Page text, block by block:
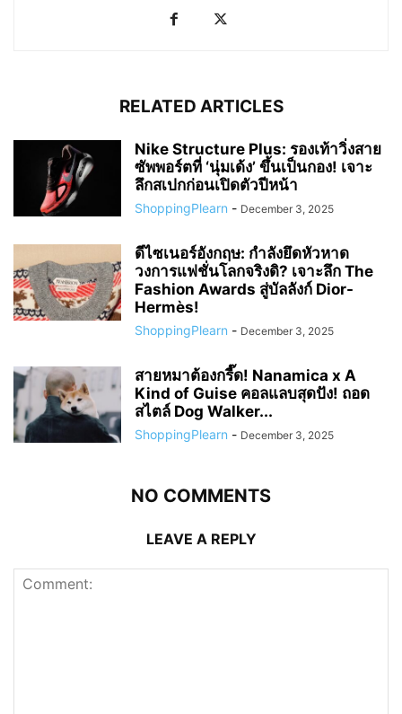
RELATED ARTICLES
Nike Structure Plus: รองเท้าวิ่งสาย
ซัพพอร์ตที่ ‘นุ่มเด้ง’ ขึ้นเป็นกอง! เจาะ
ลึกสเปกก่อนเปิดตัวปีหน้า
ShoppingPlearn - December 3, 2025
ดีไซเนอร์อังกฤษ: กำลังยึดหัวหาด
วงการแฟชั่นโลกจริงดิ? เจาะลึก The
Fashion Awards สู่บัลลังก์ Dior-
Hermès!
ShoppingPlearn - December 3, 2025
สายหมาต้องกรี๊ด! Nanamica x A
Kind of Guise คอลแลบสุดปัง! ถอด
สไตล์ Dog Walker...
ShoppingPlearn - December 3, 2025
NO COMMENTS
LEAVE A REPLY